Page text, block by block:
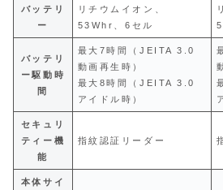
バッテリ
ー
リチウムイオン、
53Whr、6セル
バッテリ
ー駆動時
間
最大7時間（JEITA 3.0
動画再生時）
最大8時間（JEITA 3.0
アイドル時）
セキュリ
ティー機
能
指紋認証リーダー
本体サイ